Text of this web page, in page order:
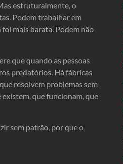
estruturalmente, o
Podem trabalhar em
mais barata. Podem não
que quando as pessoas
predatórios. Há fábricas
resolvem problemas sem
que funcionam, que
sem patrão, por que o